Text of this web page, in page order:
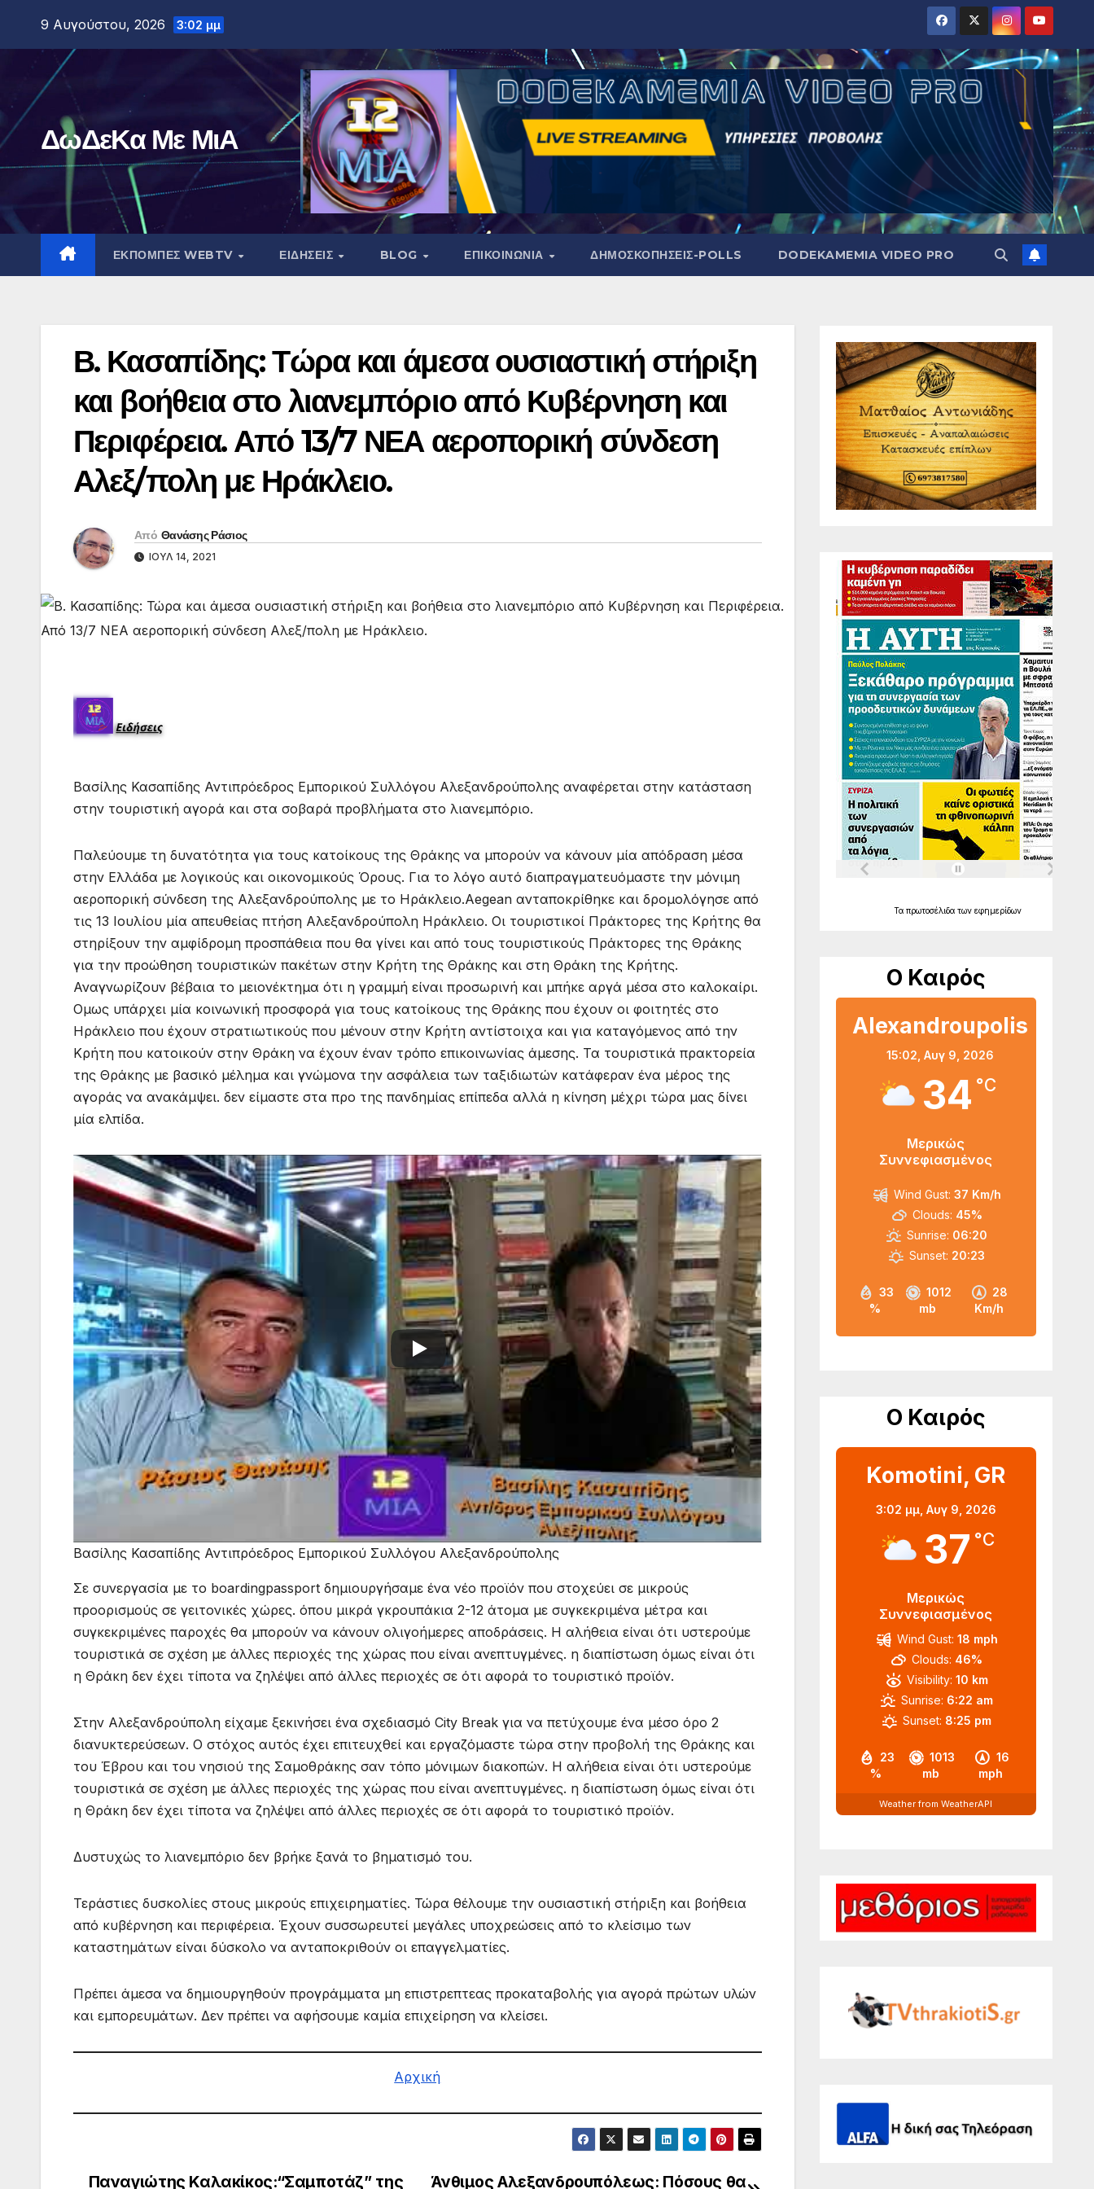
περιεχόμενο
9 Αυγούστου, 2026 3:02 μμ
ΔωΔεΚα Με ΜιΑ
ΕΚΠΟΜΠΕΣ WEBTV ΕΙΔΗΣΕΙΣ BLOG ΕΠΙΚΟΙΝΩΝΙΑ ΔΗΜΟΣΚΟΠΉΣΕΙΣ-POLLS DODEKAMEMIA VIDEO PRO
Β. Κασαπίδης: Τώρα και άμεσα ουσιαστική στήριξη
και βοήθεια στο λιανεμπόριο από Κυβέρνηση και
Περιφέρεια. Από 13/7 ΝΕΑ αεροπορική σύνδεση
Αλεξ/πολη με Ηράκλειο.
Από Θανάσης Ράσιος
ΙΟΎΛ 14, 2021
Βασίλης Κασαπίδης Αντιπρόεδρος Εμπορικού Συλλόγου Αλεξανδρούπολης αναφέρεται στην κατάσταση
στην τουριστική αγορά και στα σοβαρά προβλήματα στο λιανεμπόριο.
Παλεύουμε τη δυνατότητα για τους κατοίκους της Θράκης να μπορούν να κάνουν μία απόδραση μέσα
στην Ελλάδα με λογικούς και οικονομικούς Όρους. Για το λόγο αυτό διαπραγματευόμαστε την μόνιμη
αεροπορική σύνδεση της Αλεξανδρούπολης με το Ηράκλειο.Aegean ανταποκρίθηκε και δρομολόγησε από
τις 13 Ιουλίου μία απευθείας πτήση Αλεξανδρούπολη Ηράκλειο. Οι τουριστικοί Πράκτορες της Κρήτης θα
στηρίξουν την αμφίδρομη προσπάθεια που θα γίνει και από τους τουριστικούς Πράκτορες της Θράκης
για την προώθηση τουριστικών πακέτων στην Κρήτη της Θράκης και στη Θράκη της Κρήτης.
Αναγνωρίζουν βέβαια το μειονέκτημα ότι η γραμμή είναι προσωρινή και μπήκε αργά μέσα στο καλοκαίρι.
Ομως υπάρχει μία κοινωνική προσφορά για τους κατοίκους της Θράκης που έχουν οι φοιτητές στο
Ηράκλειο που έχουν στρατιωτικούς που μένουν στην Κρήτη αντίστοιχα και για καταγόμενος από την
Κρήτη που κατοικούν στην Θράκη να έχουν έναν τρόπο επικοινωνίας άμεσης. Τα τουριστικά πρακτορεία
της Θράκης με βασικό μέλημα και γνώμονα την ασφάλεια των ταξιδιωτών κατάφεραν ένα μέρος της
αγοράς να ανακάμψει. δεν είμαστε στα προ της πανδημίας επίπεδα αλλά η κίνηση μέχρι τώρα μας δίνει
μία ελπίδα.
Βασίλης Κασαπίδης Αντιπρόεδρος Εμπορικού Συλλόγου Αλεξανδρούπολης
Σε συνεργασία με το boardingpassport δημιουργήσαμε ένα νέο προϊόν που στοχεύει σε μικρούς
προορισμούς σε γειτονικές χώρες. όπου μικρά γκρουπάκια 2-12 άτομα με συγκεκριμένα μέτρα και
συγκεκριμένες παροχές θα μπορούν να κάνουν ολιγοήμερες αποδράσεις. Η αλήθεια είναι ότι υστερούμε
τουριστικά σε σχέση με άλλες περιοχές της χώρας που είναι ανεπτυγμένες. η διαπίστωση όμως είναι ότι
η Θράκη δεν έχει τίποτα να ζηλέψει από άλλες περιοχές σε ότι αφορά το τουριστικό προϊόν.
Στην Αλεξανδρούπολη είχαμε ξεκινήσει ένα σχεδιασμό City Break για να πετύχουμε ένα μέσο όρο 2
διανυκτερεύσεων. O στόχος αυτός έχει επιτευχθεί και εργαζόμαστε τώρα στην προβολή της Θράκης και
του Έβρου και του νησιού της Σαμοθράκης σαν τόπο μόνιμων διακοπών. Η αλήθεια είναι ότι υστερούμε
τουριστικά σε σχέση με άλλες περιοχές της χώρας που είναι ανεπτυγμένες. η διαπίστωση όμως είναι ότι
η Θράκη δεν έχει τίποτα να ζηλέψει από άλλες περιοχές σε ότι αφορά το τουριστικό προϊόν.
Δυστυχώς το λιανεμπόριο δεν βρήκε ξανά το βηματισμό του.
Τεράστιες δυσκολίες στους μικρούς επιχειρηματίες. Τώρα θέλουμε την ουσιαστική στήριξη και βοήθεια
από κυβέρνηση και περιφέρεια. Έχουν συσσωρευτεί μεγάλες υποχρεώσεις από το κλείσιμο των
καταστημάτων είναι δύσκολο να ανταποκριθούν οι επαγγελματίες.
Πρέπει άμεσα να δημιουργηθούν προγράμματα μη επιστρεπτεας προκαταβολής για αγορά πρώτων υλών
και εμπορευμάτων. Δεν πρέπει να αφήσουμε καμία επιχείρηση να κλείσει.
Αρχική
Άνθιμος Αλεξανδρουπόλεως: Πόσους θα
Παναγιώτης Καλακίκος:“Σαμποτάζ” της
Τα πρωτοσέλιδα των εφημερίδων
Ο Καιρός
Alexandroupolis
15:02, Αυγ 9, 2026
34 °C
Μερικώς
Συννεφιασμένος
33
%
1012
mb
28
Km/h
Wind Gust: 37 Km/h
Clouds: 45%
Sunrise: 06:20
Sunset: 20:23
Ο Καιρός
Komotini, GR
3:02 μμ, Αυγ 9, 2026
37 °C
Μερικώς
Συννεφιασμένος
23
%
1013
mb
16
mph
Wind Gust: 18 mph
Clouds: 46%
Visibility: 10 km
Sunrise: 6:22 am
Sunset: 8:25 pm
Weather from WeatherAPI